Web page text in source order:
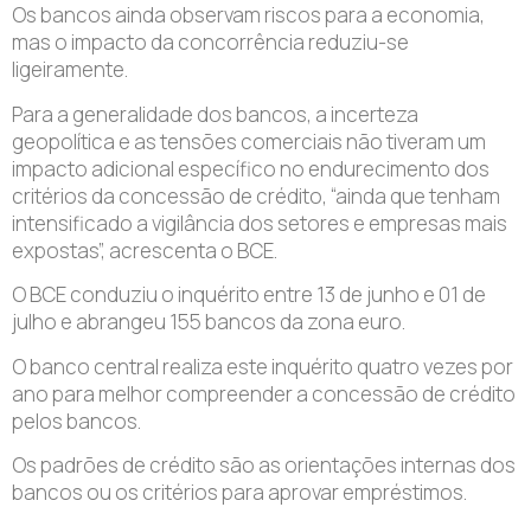
Os bancos ainda observam riscos para a economia,
mas o impacto da concorrência reduziu-se
ligeiramente.
Para a generalidade dos bancos, a incerteza
geopolítica e as tensões comerciais não tiveram um
impacto adicional específico no endurecimento dos
critérios da concessão de crédito, “ainda que tenham
intensificado a vigilância dos setores e empresas mais
expostas”, acrescenta o BCE.
O BCE conduziu o inquérito entre 13 de junho e 01 de
julho e abrangeu 155 bancos da zona euro.
O banco central realiza este inquérito quatro vezes por
ano para melhor compreender a concessão de crédito
pelos bancos.
Os padrões de crédito são as orientações internas dos
bancos ou os critérios para aprovar empréstimos.